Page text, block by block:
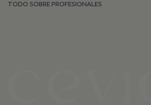
TODO SOBRE PROFESIONALES